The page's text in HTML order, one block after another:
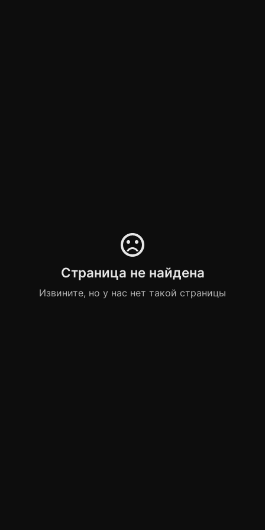
Страница не найдена
Извините, но у нас нет такой страницы